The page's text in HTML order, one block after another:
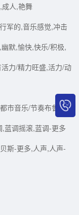
人,艳舞
军的,音乐感觉,冲击
默,愉快,快乐/积极,
力/精力旺盛,活力/动
市音乐/节奏布鲁斯,
蓝调摇滚,蓝调-更多
斯-更多,人声,人声-